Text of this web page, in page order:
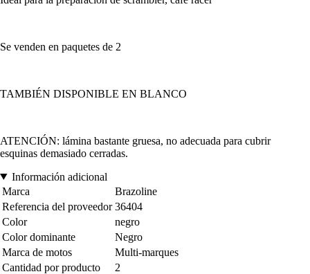
Se venden en paquetes de 2
TAMBIÉN DISPONIBLE EN BLANCO
ATENCIÓN: lámina bastante gruesa, no adecuada para cubrir
esquinas demasiado cerradas.
Información adicional
Marca
Brazoline
Referencia del proveedor 36404
Color
negro
Color dominante
Negro
Marca de motos
Multi-marques
Cantidad por producto
2